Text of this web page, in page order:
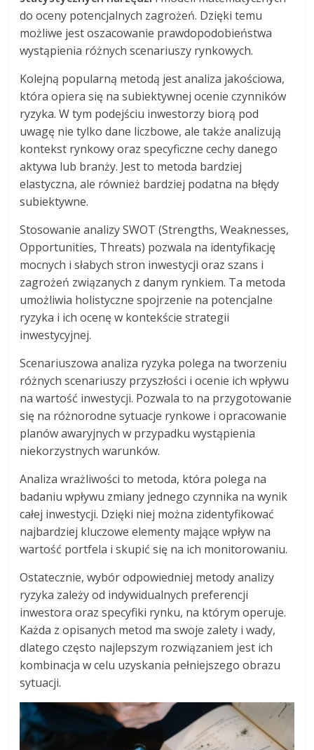
do oceny potencjalnych zagrożeń. Dzięki temu
możliwe jest oszacowanie prawdopodobieństwa
wystąpienia różnych scenariuszy rynkowych.
Kolejną popularną metodą jest analiza jakościowa,
która opiera się na subiektywnej ocenie czynników
ryzyka. W tym podejściu inwestorzy biorą pod
uwagę nie tylko dane liczbowe, ale także analizują
kontekst rynkowy oraz specyficzne cechy danego
aktywa lub branży. Jest to metoda bardziej
elastyczna, ale również bardziej podatna na błędy
subiektywne.
Stosowanie analizy SWOT (Strengths, Weaknesses,
Opportunities, Threats) pozwala na identyfikację
mocnych i słabych stron inwestycji oraz szans i
zagrożeń związanych z danym rynkiem. Ta metoda
umożliwia holistyczne spojrzenie na potencjalne
ryzyka i ich ocenę w kontekście strategii
inwestycyjnej.
Scenariuszowa analiza ryzyka polega na tworzeniu
różnych scenariuszy przyszłości i ocenie ich wpływu
na wartość inwestycji. Pozwala to na przygotowanie
się na różnorodne sytuacje rynkowe i opracowanie
planów awaryjnych w przypadku wystąpienia
niekorzystnych warunków.
Analiza wrażliwości to metoda, która polega na
badaniu wpływu zmiany jednego czynnika na wynik
całej inwestycji. Dzięki niej można zidentyfikować
najbardziej kluczowe elementy mające wpływ na
wartość portfela i skupić się na ich monitorowaniu.
Ostatecznie, wybór odpowiedniej metody analizy
ryzyka zależy od indywidualnych preferencji
inwestora oraz specyfiki rynku, na którym operuje.
Każda z opisanych metod ma swoje zalety i wady,
dlatego często najlepszym rozwiązaniem jest ich
kombinacja w celu uzyskania pełniejszego obrazu
sytuacji.